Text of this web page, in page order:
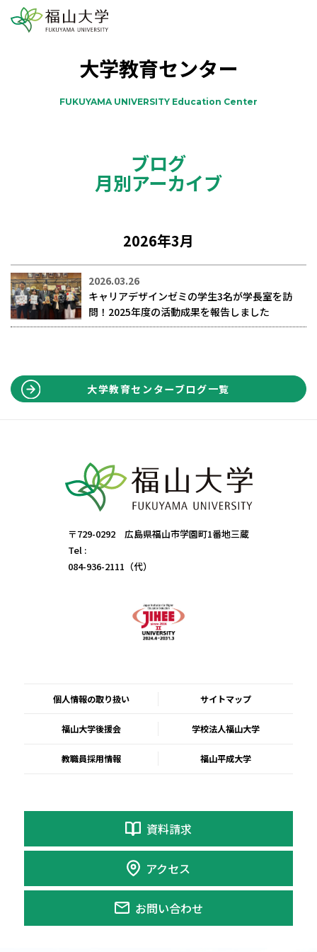
大学教育センター
FUKUYAMA UNIVERSITY Education Center
ブログ
月別アーカイブ
2026年3月
2026.03.26
キャリアデザインゼミの学生3名が学長室を訪
問！2025年度の活動成果を報告しました
大学教育センターブログ一覧
〒729-0292 広島県福山市学園町1番地三蔵
Tel :
084-936-2111（代）
個人情報の取り扱い サイトマップ
福山大学後援会 学校法人福山大学
教職員採用情報 福山平成大学
資料請求
アクセス
お問い合わせ